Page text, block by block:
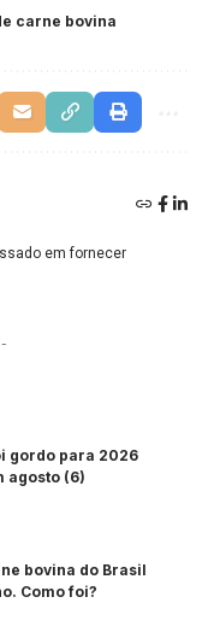
carne bovina
em fornecer
gordo para 2026
agosto (6)
bovina do Brasil
Como foi?